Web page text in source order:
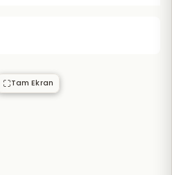
Tam Ekran